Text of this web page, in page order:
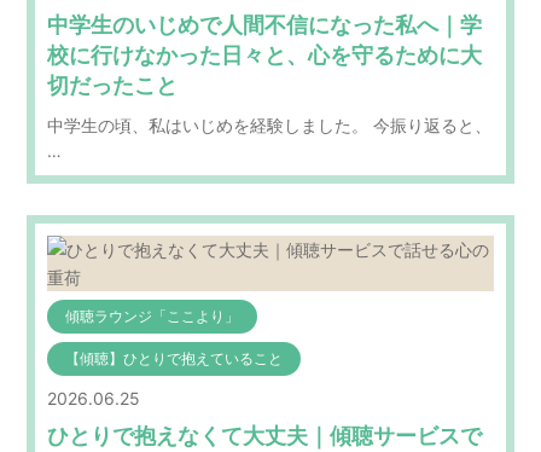
中学生のいじめで人間不信になった私へ｜学
校に行けなかった日々と、心を守るために大
切だったこと
中学生の頃、私はいじめを経験しました。 今振り返ると、
…
傾聴ラウンジ「ここより」
【傾聴】ひとりで抱えていること
2026.06.25
ひとりで抱えなくて大丈夫｜傾聴サービスで